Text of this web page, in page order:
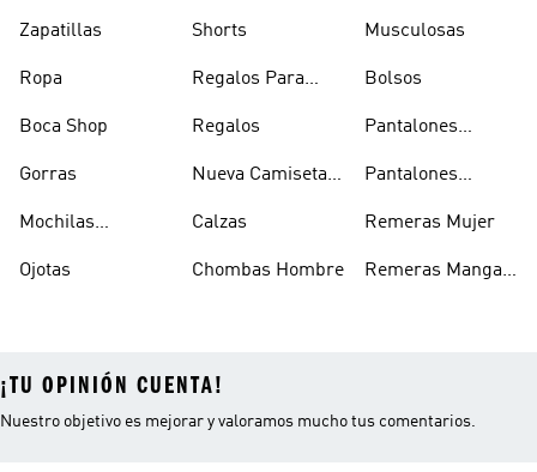
Zapatillas
Ropa
Boca Shop
Gorras
Mochilas
Ojotas
Shorts
Regalos Para
Regalos
Nueva Camiseta
Calzas
Chombas Hombre
Musculosas
Bolsos
Pantalones
Hombre
Pantalones
Remeras Mujer
Remeras Manga
¡TU OPINIÓN CUENTA!
Nuestro objetivo es mejorar y valoramos mucho tus comentarios.